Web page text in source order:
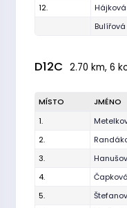
12.
D12C 2.70 km, 6
MÍSTO JMÉNO
1.
2.
3.
4.
5.